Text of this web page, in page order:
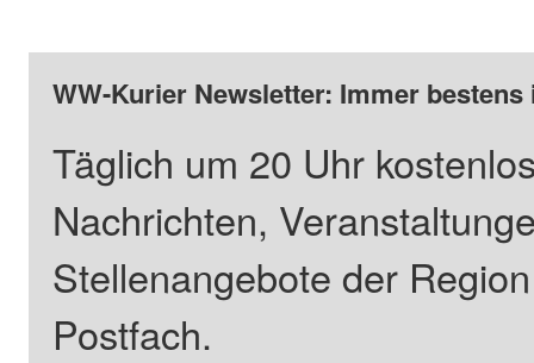
WW-Kurier Newsletter: Immer
Täglich um 20 Uhr
Nachrichten,
Stellenangebote der
Postfach.